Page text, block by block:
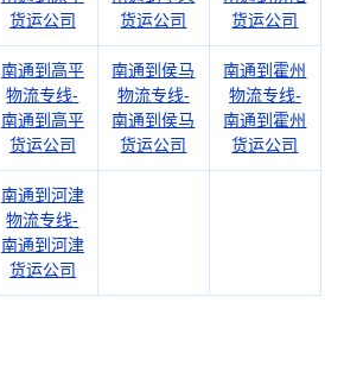
货运公司
货运公司
货运公司
南通到高平
物流专线-
南通到高平
货运公司
南通到侯马
物流专线-
南通到侯马
货运公司
南通到霍州
物流专线-
南通到霍州
货运公司
南通到河津
物流专线-
南通到河津
货运公司